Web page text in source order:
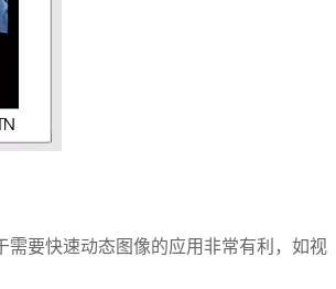
要快速动态图像的应用非常有利，如视